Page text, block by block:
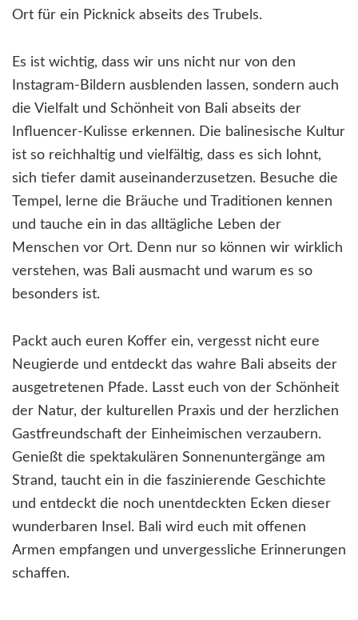
Ort für ein Picknick abseits des Trubels.
Es ist wichtig, dass wir uns nicht nur von den
Instagram-Bildern ausblenden lassen, sondern auch
die Vielfalt und Schönheit von Bali abseits der
Influencer-Kulisse erkennen. Die balinesische Kultur
ist so reichhaltig und vielfältig, dass es sich lohnt,
sich tiefer damit auseinanderzusetzen. Besuche die
Tempel, lerne die Bräuche und Traditionen kennen
und tauche ein in das alltägliche Leben der
Menschen vor Ort. Denn nur so können wir wirklich
verstehen, was Bali ausmacht und warum es so
besonders ist.
Packt auch euren Koffer ein, vergesst nicht eure
Neugierde und entdeckt das wahre Bali abseits der
ausgetretenen Pfade. Lasst euch von der Schönheit
der Natur, der kulturellen Praxis und der herzlichen
Gastfreundschaft der Einheimischen verzaubern.
Genießt die spektakulären Sonnenuntergänge am
Strand, taucht ein in die faszinierende Geschichte
und entdeckt die noch unentdeckten Ecken dieser
wunderbaren Insel. Bali wird euch mit offenen
Armen empfangen und unvergessliche Erinnerungen
schaffen.